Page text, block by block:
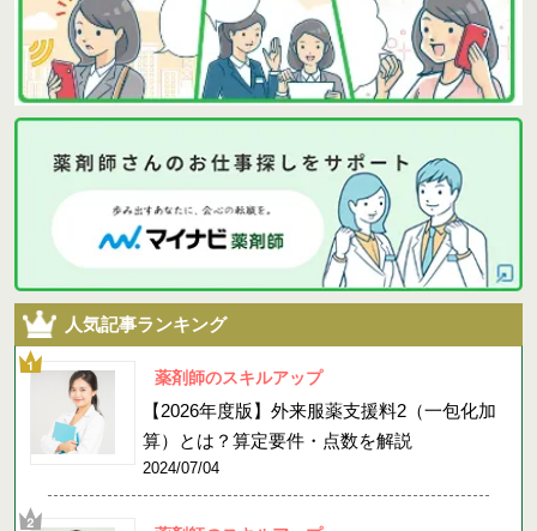
人気記事ランキング
薬剤師のスキルアップ
【2026年度版】外来服薬支援料2（一包化加
算）とは？算定要件・点数を解説
2024/07/04